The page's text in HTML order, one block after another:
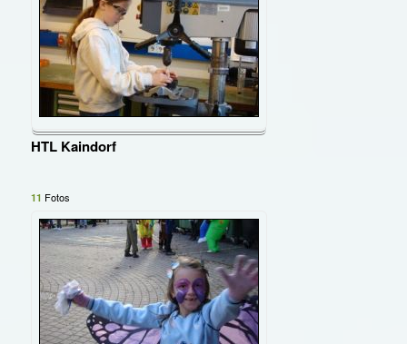
HTL Kaindorf
11 Fotos